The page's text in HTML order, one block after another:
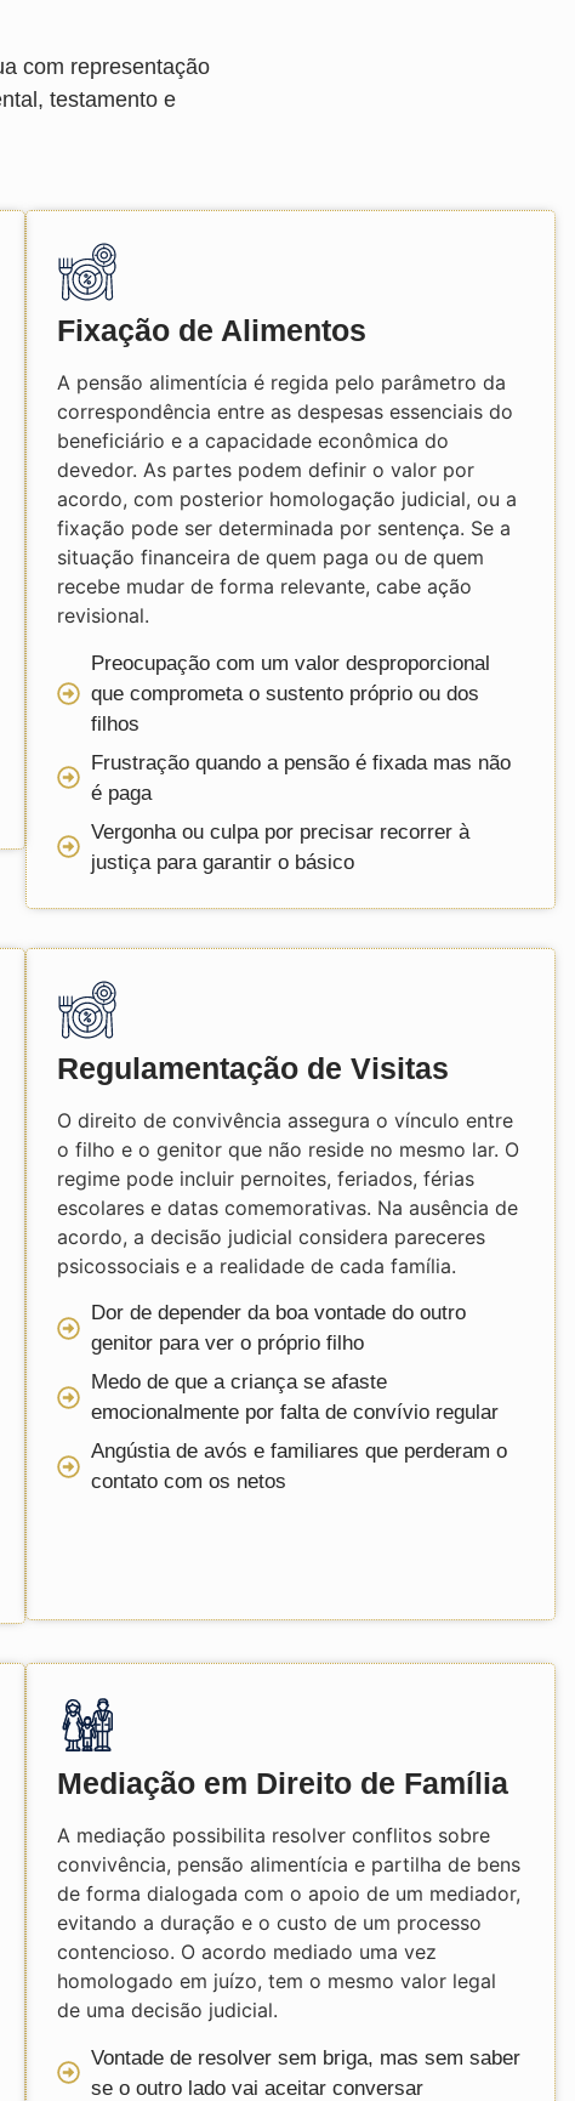
com representação
testamento e
Fixação de Alimentos
A pensão alimentícia é regida pelo parâmetro da
correspondência entre as despesas essenciais do
beneficiário e a capacidade econômica do
devedor. As partes podem definir o valor por
acordo, com posterior homologação judicial, ou a
fixação pode ser determinada por sentença. Se a
situação financeira de quem paga ou de quem
recebe mudar de forma relevante, cabe ação
revisional.
Preocupação com um valor desproporcional
que comprometa o sustento próprio ou dos
filhos
Frustração quando a pensão é fixada mas não
é paga
Vergonha ou culpa por precisar recorrer à
justiça para garantir o básico
Regulamentação de Visitas
O direito de convivência assegura o vínculo entre
o filho e o genitor que não reside no mesmo lar. O
regime pode incluir pernoites, feriados, férias
escolares e datas comemorativas. Na ausência de
acordo, a decisão judicial considera pareceres
psicossociais e a realidade de cada família.
Dor de depender da boa vontade do outro
genitor para ver o próprio filho
Medo de que a criança se afaste
emocionalmente por falta de convívio regular
Angústia de avós e familiares que perderam o
contato com os netos
Mediação em Direito de Família
A mediação possibilita resolver conflitos sobre
convivência, pensão alimentícia e partilha de bens
de forma dialogada com o apoio de um mediador,
evitando a duração e o custo de um processo
contencioso. O acordo mediado uma vez
homologado em juízo, tem o mesmo valor legal
de uma decisão judicial.
Vontade de resolver sem briga, mas sem saber
se o outro lado vai aceitar conversar